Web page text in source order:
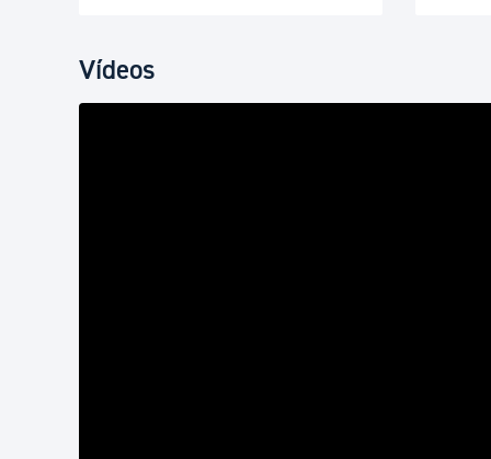
Vídeos